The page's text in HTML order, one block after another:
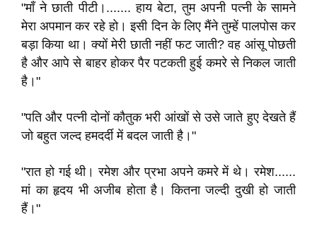
"माँ ने छाती पीटी।....... हाय बेटा, तुम अपनी पत्नी के सामने
मेरा अपमान कर रहे हो। इसी दिन के लिए मैंने तुम्हें पालपोस कर
बड़ा किया था। क्यों मेरी छाती नहीं फट जाती? वह आंसू पोछती
है और आपे से बाहर होकर पैर पटकती हुई कमरे से निकल जाती
है।"
"पति और पत्नी दोनों कौतुक भरी आंखों से उसे जाते हुए देखते हैं
जो बहुत जल्द हमदर्दी में बदल जाती है।"
"रात हो गई थी। रमेश और प्रभा अपने कमरे में थे। रमेश......
मां का हृदय भी अजीब होता है। कितना जल्दी दुखी हो जाती
हैं।"